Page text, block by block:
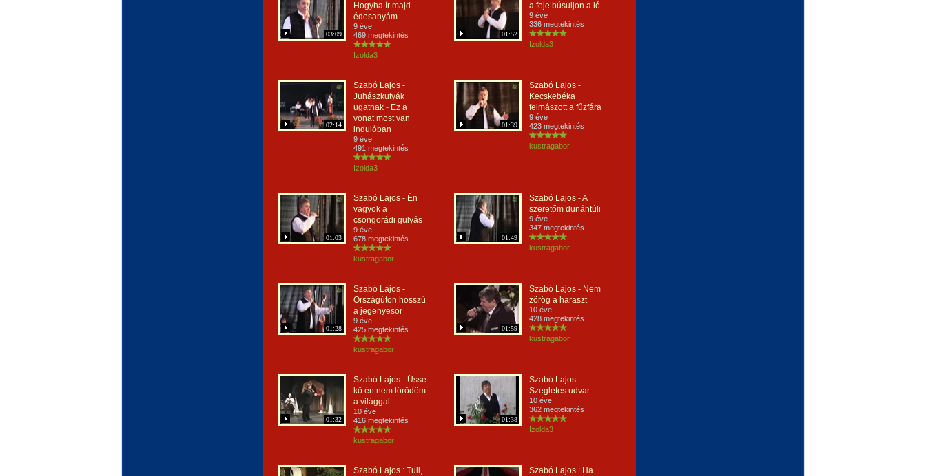
03:09
Hogyha ír majd
édesanyám
9 éve
469 megtekintés
Izolda3
01:52
a feje búsuljon a ló
9 éve
336 megtekintés
Izolda3
02:14
Szabó Lajos -
Juhászkutyák
ugatnak - Ez a
vonat most van
indulóban
9 éve
491 megtekintés
Izolda3
01:39
Szabó Lajos -
Kecskebéka
felmászott a fűzfára
9 éve
423 megtekintés
kustragabor
01:03
Szabó Lajos - Én
vagyok a
csongorádi gulyás
9 éve
678 megtekintés
kustragabor
01:49
Szabó Lajos - A
szeretőm dunántúli
9 éve
347 megtekintés
kustragabor
01:28
Szabó Lajos -
Országúton hosszú
a jegenyesor
9 éve
425 megtekintés
kustragabor
01:59
Szabó Lajos - Nem
zörög a haraszt
10 éve
428 megtekintés
kustragabor
01:32
Szabó Lajos - Üsse
kő én nem törődöm
a világgal
10 éve
416 megtekintés
kustragabor
01:38
Szabó Lajos :
Szegletes udvar
10 éve
362 megtekintés
Izolda3
Szabó Lajos : Tuli,
Szabó Lajos : Ha